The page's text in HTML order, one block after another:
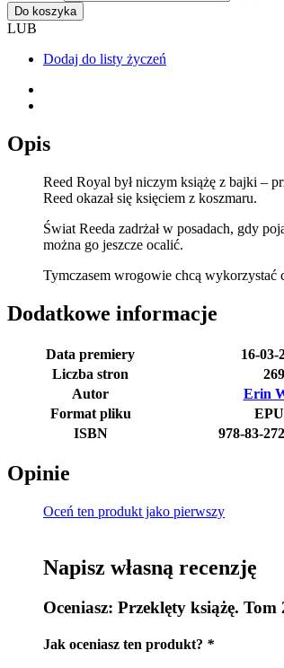
Do koszyka
LUB
Dodaj do listy życzeń
Opis
Reed Royal był niczym książę z bajki –
Reed okazał się księciem z koszmaru.
Świat Reeda zadrżał w posadach, gdy
można go jeszcze ocalić.
Tymczasem wrogowie chcą wykorzystać
Dodatkowe informacje
Data premiery
16-03-
Liczba stron
269
Autor
Erin
Format pliku
ISBN
978-83-
Opinie
Oceń ten produkt jako pierwszy
Napisz własną recenzję
Oceniasz: Przeklęty książę. Tom
Jak oceniasz ten produkt? *